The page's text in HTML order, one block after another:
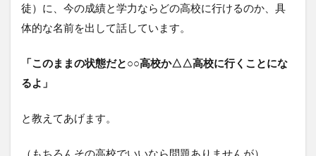
徒）に、今の成績と学力ならどの高校に行けるのか、具
体的な名前を出して話しています。
「このままの状態だと○○高校か△△高校に行くことにな
るよ」
と教えてあげます。
（もちろんその高校でいいなら問題ありませんが）